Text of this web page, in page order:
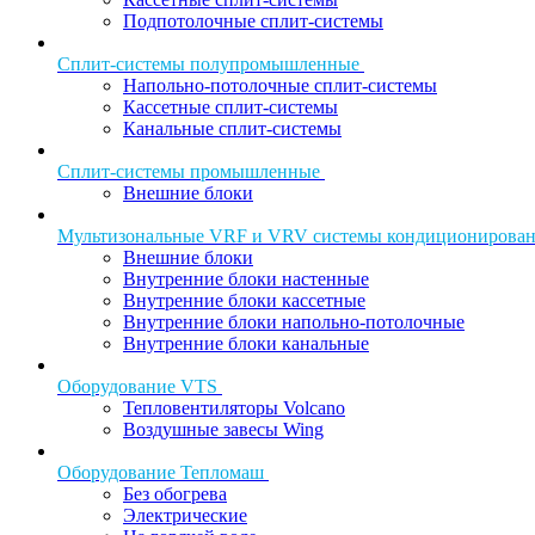
Подпотолочные сплит-системы
Сплит-системы полупромышленные
Напольно-потолочные сплит-системы
Кассетные сплит-системы
Канальные сплит-системы
Сплит-системы промышленные
Внешние блоки
Мультизональные VRF и VRV системы
Внешние блоки
Внутренние блоки настенные
Внутренние блоки кассетные
Внутренние блоки напольно-потолочные
Внутренние блоки канальные
Оборудование VTS
Тепловентиляторы Volcano
Воздушные завесы Wing
Оборудование Тепломаш
Без обогрева
Электрические